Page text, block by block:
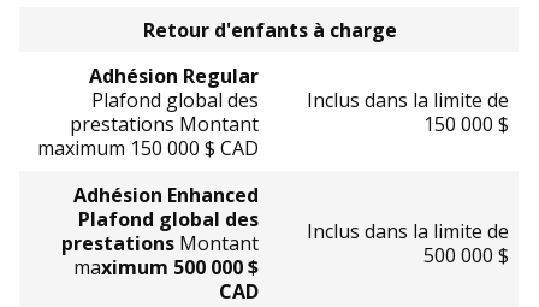
Retour d'enfants à charge
Adhésion Regular
Plafond global des
prestations Montant
maximum 150 000 $ CAD
Inclus dans la limite de
150 000 $
Adhésion Enhanced
Plafond global des
prestations Montant
maximum 500 000 $
CAD
Inclus dans la limite de
500 000 $